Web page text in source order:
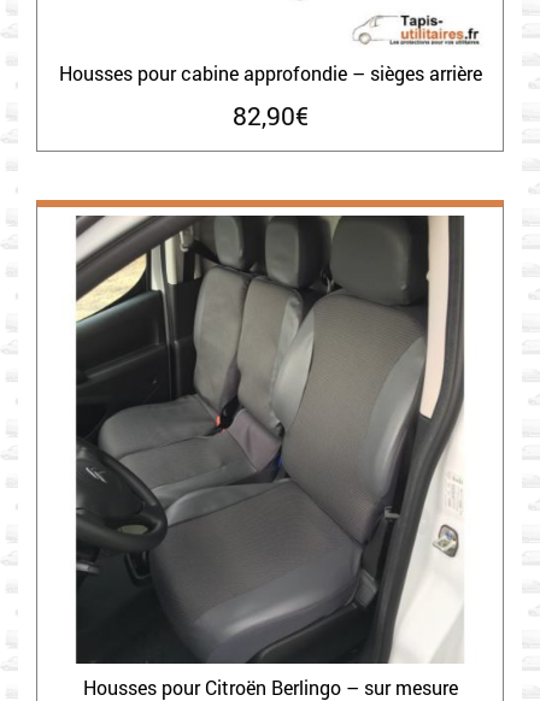
Housses pour cabine approfondie – sièges arrière
82,90€
Housses pour Citroën Berlingo – sur mesure